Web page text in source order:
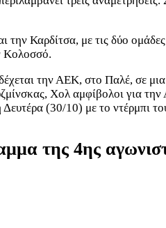
την Καρδίτσα, με τις δύο
Κολοσσό.
την ΑΕΚ, στο Παλέ, σε
Χολ αμφίβολοι για
Δευτέρα (30/10) με το ντέρμπι
της 4ης